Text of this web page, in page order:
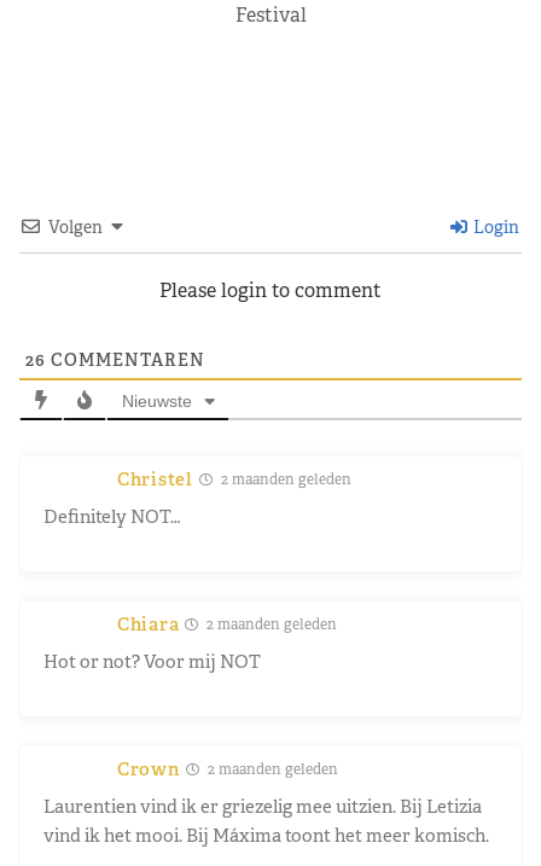
Festival
Volgen Login
Please login to comment
26 COMMENTAREN
Nieuwste
Christel 2 maanden geleden
Definitely NOT…
Chiara 2 maanden geleden
Hot or not? Voor mij NOT
Crown 2 maanden geleden
Laurentien vind ik er griezelig mee uitzien. Bij Letizia
vind ik het mooi. Bij Máxima toont het meer komisch.